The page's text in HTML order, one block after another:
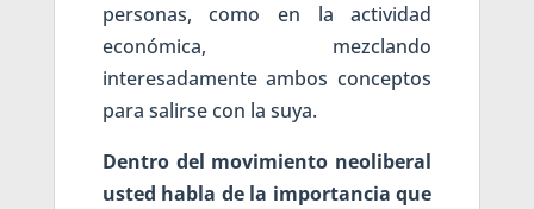
personas, como en la actividad
económica, mezclando
interesadamente ambos conceptos
para salirse con la suya.
Dentro del movimiento neoliberal
usted habla de la importancia que